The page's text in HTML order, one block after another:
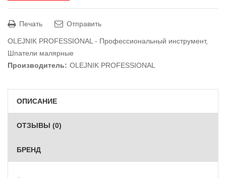
Печать Отправить
OLEJNIK PROFESSIONAL - Профессиональный инструмент,
Шпатели малярные
Производитель: OLEJNIK PROFESSIONAL
ОПИСАНИЕ
ОТЗЫВЫ (0)
БРЕНД